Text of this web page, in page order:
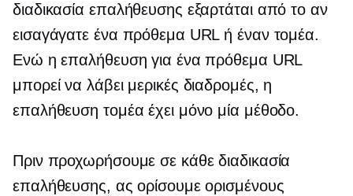
διαδικασία επαλήθευσης εξαρτάται από το αν
εισαγάγατε ένα πρόθεμα URL ή έναν τομέα.
Ενώ η επαλήθευση για ένα πρόθεμα URL
μπορεί να λάβει μερικές διαδρομές, η
επαλήθευση τομέα έχει μόνο μία μέθοδο.
Πριν προχωρήσουμε σε κάθε διαδικασία
επαλήθευσης, ας ορίσουμε ορισμένους